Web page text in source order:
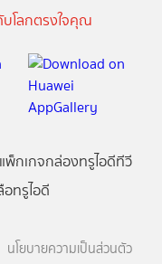
โลกตรงใจคุณ
แพ็กเกจกล่องทรูไอดีทีวี
อทรูไอดี
นโยบายความเป็นส่วนตัว